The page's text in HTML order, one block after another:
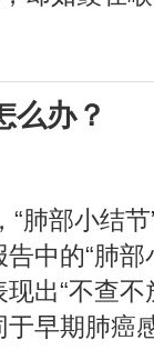
么办？
肺部小结
中的“肺
出“不查
于早期肺癌